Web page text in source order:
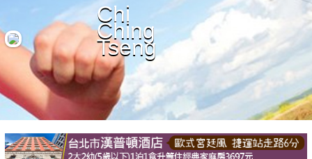
最新留言
商家合作
推薦景點
Chi
Ching
Tseng